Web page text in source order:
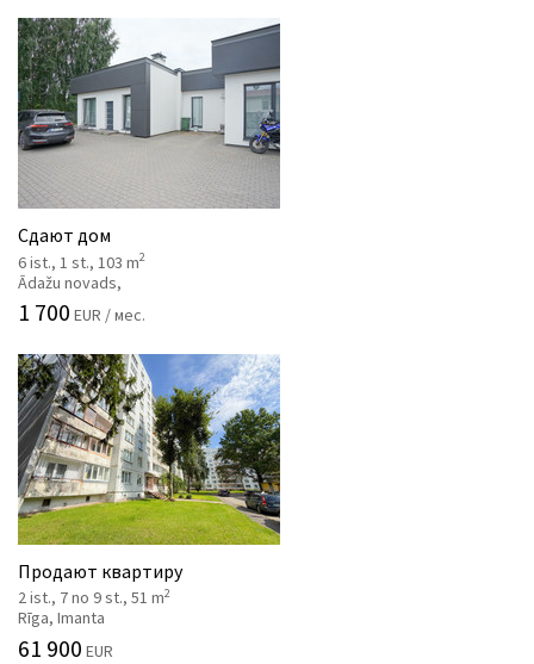
Услуги
Kонтакты
Сдают дом
6 ist., 1 st., 103 m2
Ādažu novads,
1 700 EUR / мес.
Продают квартиру
2 ist., 7 no 9 st., 51 m2
Rīga, Imanta
61 900 EUR